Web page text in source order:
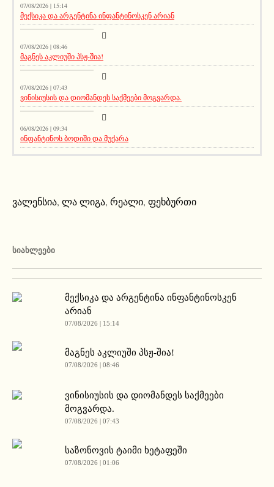
07/08/2026 | 15:14
მექსიკა და არგენტინა ინფანტინოსკენ არიან
სიახლეები
07/08/2026 | 08:46
მაგნეს აკლიუში პსჟ-შია!
მთავარი ამბავი
07/08/2026 | 07:43
ვინისიუსის და დიომანდეს საქმეები მოგვარდა.
სიახლეები
06/08/2026 | 09:34
ინფანტინოს ბოდიში და მუქარა
ვალენსია, ლა ლიგა, რეალი, ფეხბურთი
ᲡᲘᲐᲮᲚᲔᲔᲑᲘ
მექსიკა და არგენტინა ინფანტინოსკენ
არიან
07/08/2026 | 15:14
მაგნეს აკლიუში პსჟ-შია!
07/08/2026 | 08:46
ვინისიუსის და დიომანდეს საქმეები
მოგვარდა.
07/08/2026 | 07:43
საზონოვის ტაიმი ხეტაფეში
07/08/2026 | 01:06